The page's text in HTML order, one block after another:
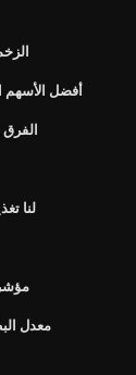
أفضل الأسهم
الفرق
لنا
معدل